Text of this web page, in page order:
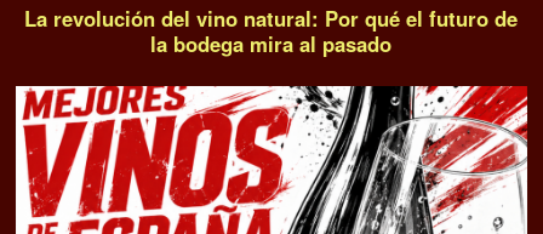
La revolución del vino natural: Por qué el futuro de
la bodega mira al pasado